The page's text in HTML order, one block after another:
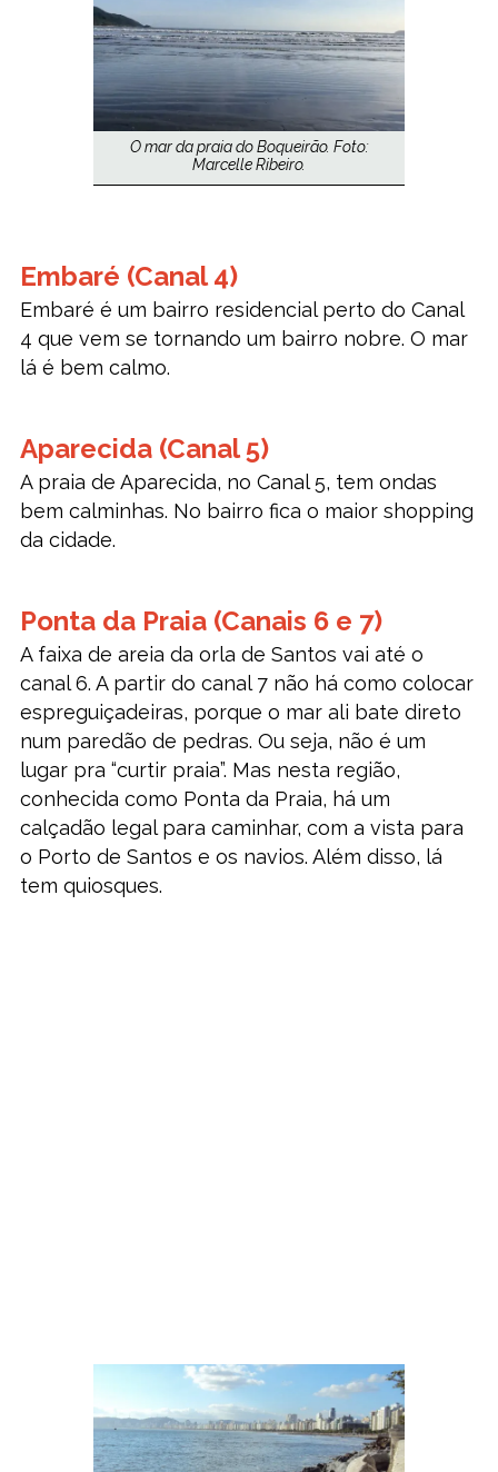
O mar da praia do Boqueirão. Foto:
Marcelle Ribeiro.
Embaré (Canal 4)
Embaré é um bairro residencial perto do Canal
4 que vem se tornando um bairro nobre. O mar
lá é bem calmo.
Aparecida (Canal 5)
A praia de Aparecida, no Canal 5, tem ondas
bem calminhas. No bairro fica o maior shopping
da cidade.
Ponta da Praia (Canais 6 e 7)
A faixa de areia da orla de Santos vai até o
canal 6. A partir do canal 7 não há como colocar
espreguiçadeiras, porque o mar ali bate direto
num paredão de pedras. Ou seja, não é um
lugar pra “curtir praia”. Mas nesta região,
conhecida como Ponta da Praia, há um
calçadão legal para caminhar, com a vista para
o Porto de Santos e os navios. Além disso, lá
tem quiosques.